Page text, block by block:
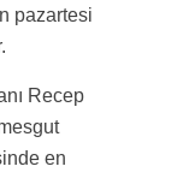
pazartesi
Recep
en